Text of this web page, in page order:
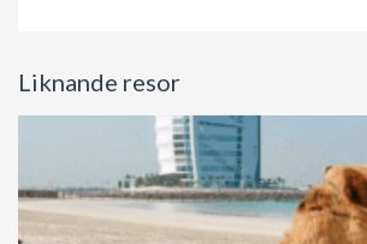
Liknande resor